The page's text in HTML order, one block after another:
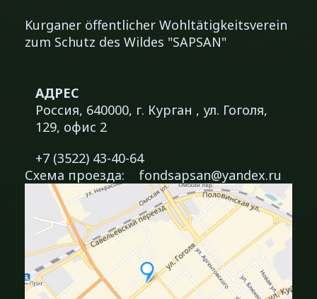
Kurganer öffentlicher Wohltätigkeitsverein
zum Schutz des Wildes "SAPSAN"
АДРЕС
Россия, 640000, г. Курган , ул. Гоголя,
129, офис 2
+7 (3522) 43-40-64
fondsapsan@yandex.ru
Схема проезда: